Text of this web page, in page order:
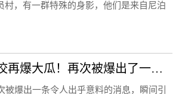
村，有一群特殊的身影，他们是来自尼泊
8月4日，黄子佼再爆大瓜！再次被爆出了一条令人出乎意料的消息！
被爆出一条令人出乎意料的消息，瞬间引